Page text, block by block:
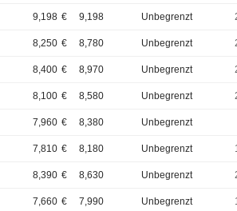
9,198 € 9,198 Unbegrenzt
8,250 € 8,780 Unbegrenzt
8,400 € 8,970 Unbegrenzt
8,100 € 8,580 Unbegrenzt
7,960 € 8,380 Unbegrenzt
7,810 € 8,180 Unbegrenzt
8,390 € 8,630 Unbegrenzt
7,660 € 7,990 Unbegrenzt